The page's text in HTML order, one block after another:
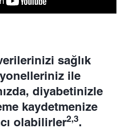
sağlık
ile
diyabetinizle
kaydetmenize
olabilirler2,3.